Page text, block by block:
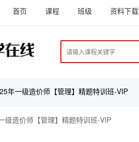
首页 课程 班级 资料下载
年一级造价师【管理】精题特训班-VIP